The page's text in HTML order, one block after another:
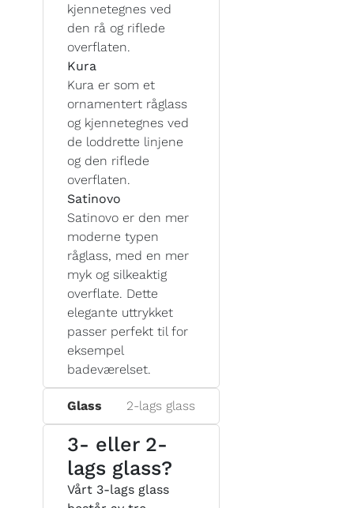
kjennetegnes ved
den rå og riflede
overflaten.
Kura
Kura er som et
ornamentert råglass
og kjennetegnes ved
de loddrette linjene
og den riflede
overflaten.
Satinovo
Satinovo er den mer
moderne typen
råglass, med en mer
myk og silkeaktig
overflate. Dette
elegante uttrykket
passer perfekt til for
eksempel
badeværelset.
Glass 2-lags glass
3- eller 2-
lags glass?
Vårt 3-lags glass